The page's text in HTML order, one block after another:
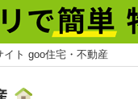
ト goo住宅・不動産